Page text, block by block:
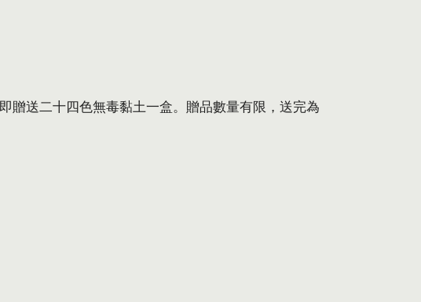
贈送二十四色無毒黏土一盒。贈品數量有限，送完為